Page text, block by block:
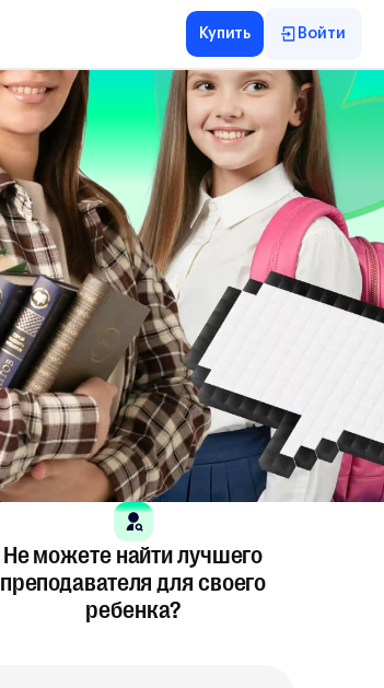
Купить Войти
Не можете найти лучшего
преподавателя для своего
ребенка?